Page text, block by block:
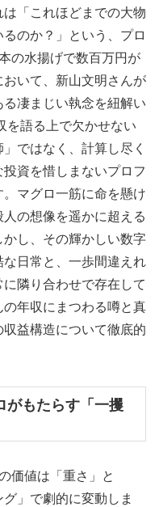
「これほどまでの大物
のか？」という、プロ
の水揚げで数百万円が
いて、新山文明さんが
凄まじい執念を紐解い
を語る上で欠かせない
ではなく、計算し尽く
資を惜しまないプロフ
マグロ一筋に命を懸け
の想像を遥かに超える
し、その輝かしい数字
日常と、一歩間違えれ
隣り合わせで存在して
年収にまつわる噂と真
益構造について徹底的
がもたらす「一攫
価値は「重さ」と
」で劇的に変動しま